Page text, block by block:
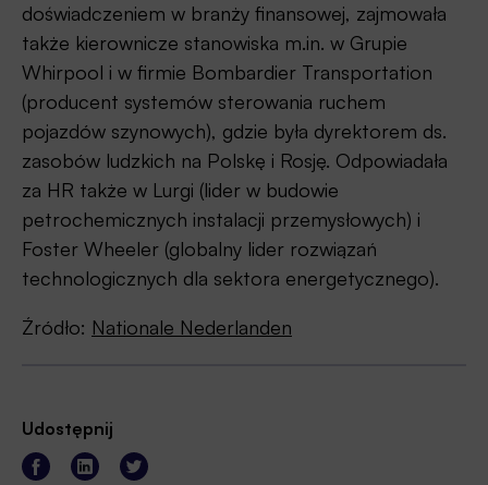
doświadczeniem w branży finansowej, zajmowała
także kierownicze stanowiska m.in. w Grupie
Whirpool i w firmie Bombardier Transportation
(producent systemów sterowania ruchem
pojazdów szynowych), gdzie była dyrektorem ds.
zasobów ludzkich na Polskę i Rosję. Odpowiadała
za HR także w Lurgi (lider w budowie
petrochemicznych instalacji przemysłowych) i
Foster Wheeler (globalny lider rozwiązań
technologicznych dla sektora energetycznego).
Źródło: Nationale Nederlanden
Udostępnij